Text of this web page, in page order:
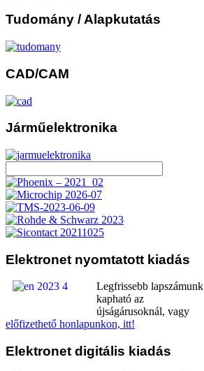
Tudomány / Alapkutatás
CAD/CAM
Járműelektronika
Elektronet nyomtatott kiadás
Legfrissebb lapszámunk
kapható az
újságárusoknál, vagy
előfizethető honlapunkon, itt!
Elektronet digitális kiadás